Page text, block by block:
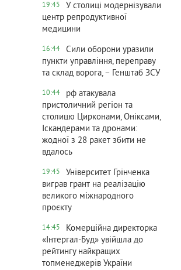
19:45
У столиці модернізували
центр репродуктивної
медицини
16:44
Сили оборони уразили
пункти управління, переправу
та склад ворога, – Генштаб ЗСУ
10:44
рф атакувала
пристоличний регіон та
столицю Цирконами, Оніксами,
Іскандерами та дронами:
жодної з 28 ракет збити не
вдалось
19:45
Університет Грінченка
виграв грант на реалізацію
великого міжнародного
проєкту
14:45
Комерційна директорка
«Інтергал-Буд» увійшла до
рейтингу найкращих
топменеджерів України